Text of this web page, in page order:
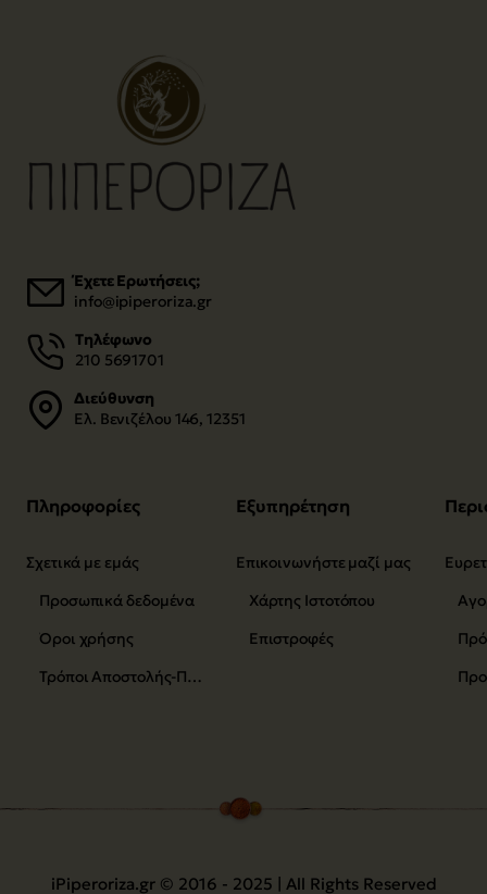
Έχετε Ερωτήσεις;
info@ipiperoriza.gr
Τηλέφωνο
210 5691701
Διεύθυνση
Ελ. Βενιζέλου 146, 12351
Πληροφορίες
Σχετικά με εμάς
Προσωπικά δεδομένα
Όροι χρήσης
Τρόποι Αποστολής-Πληρωμής
Εξυπηρέτηση
Επικοινωνήστε μαζί μας
Χάρτης Ιστοτόπου
Επιστροφές
iPiperoriza.gr © 2016 - 2025 | All Rights Reserved